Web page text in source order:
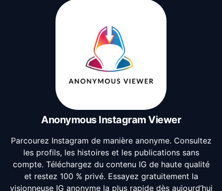
Anonymous Instagram Viewer
Parcourez Instagram de manière anonyme. Consultez
les profils, les histoires et les publications sans
compte. Téléchargez du contenu IG de haute qualité
et restez 100 % privé. Essayez gratuitement la
visionneuse IG anonyme la plus rapide dès aujourd’hui